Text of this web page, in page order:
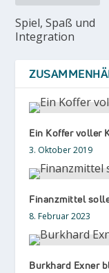
Spiel, Spaß und
Integration
Ein Koffer voller
3. Oktober 2019
Finanzmittel
8. Februar 2023
Burkhard Exner